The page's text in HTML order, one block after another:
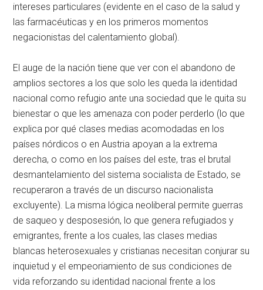
intereses particulares (evidente en el caso de la salud y
las farmacéuticas y en los primeros momentos
negacionistas del calentamiento global).
El auge de la nación tiene que ver con el abandono de
amplios sectores a los que solo les queda la identidad
nacional como refugio ante una sociedad que le quita su
bienestar o que les amenaza con poder perderlo (lo que
explica por qué clases medias acomodadas en los
países nórdicos o en Austria apoyan a la extrema
derecha, o como en los países del este, tras el brutal
desmantelamiento del sistema socialista de Estado, se
recuperaron a través de un discurso nacionalista
excluyente). La misma lógica neoliberal permite guerras
de saqueo y desposesión, lo que genera refugiados y
emigrantes, frente a los cuales, las clases medias
blancas heterosexuales y cristianas necesitan conjurar su
inquietud y el empeoriamiento de sus condiciones de
vida reforzando su identidad nacional frente a los